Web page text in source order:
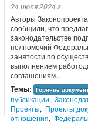
24 июля 2024 г.
Авторы
сообщили, что
законодательстве
полномочий
занятости по
выполнением
соглашениям...
Темы: Горячие
публикации,
Проекты, Проекты
отношения,